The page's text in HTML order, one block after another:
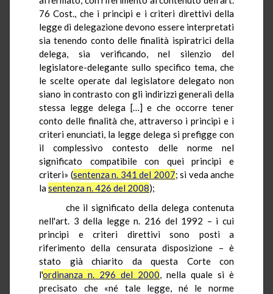
76 Cost., che i principi e i criteri direttivi della
legge di delegazione devono essere interpretati
sia tenendo conto delle finalità ispiratrici della
delega, sia verificando, nel silenzio del
legislatore-delegante sullo specifico tema, che
le scelte operate dal legislatore delegato non
siano in contrasto con gli indirizzi generali della
stessa legge delega […] e che occorre tener
conto delle finalità che, attraverso i principi e i
criteri enunciati, la legge delega si prefigge con
il complessivo contesto delle norme nel
significato compatibile con quei principi e
criteri» (sentenza n. 341 del 2007; si veda anche
lasentenza n. 426 del 2008);
che il significato della delega contenuta
nell'art. 3 della legge n. 216 del 1992 – i cui
principi e criteri direttivi sono posti a
riferimento della censurata disposizione – è
stato già chiarito da questa Corte con
l'ordinanza n. 296 del 2000, nella quale si è
precisato che «né tale legge, né le norme